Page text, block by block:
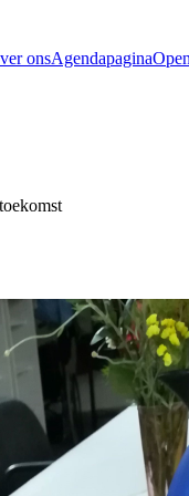
onsAgendapagina